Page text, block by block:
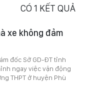
CÓ 1 KẾT QUẢ
xe không đảm
đốc Sở GD-ĐT tỉnh
ngay việc vận động
THPT ở huyện Phù